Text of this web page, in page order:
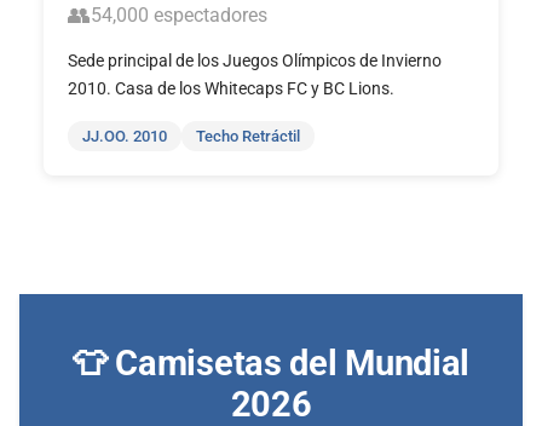
👥54,000 espectadores
Sede principal de los Juegos Olímpicos de Invierno
2010. Casa de los Whitecaps FC y BC Lions.
JJ.OO. 2010 Techo Retráctil
👕 Camisetas del Mundial
2026